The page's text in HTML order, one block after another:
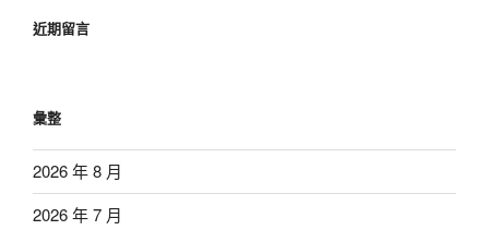
近期留言
彙整
2026 年 8 月
2026 年 7 月